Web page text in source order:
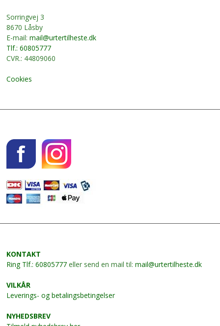
Sorringvej 3
8670 Låsby
E-mail: mail@urtertilheste.dk
Tlf.: 60805777
CVR.: 44809060
Cookies
KONTAKT
Ring Tlf.: 60805777eller send en mail til: mail@urtertilheste.dk
VILKÅR
Leverings- og betalingsbetingelser
NYHEDSBREV